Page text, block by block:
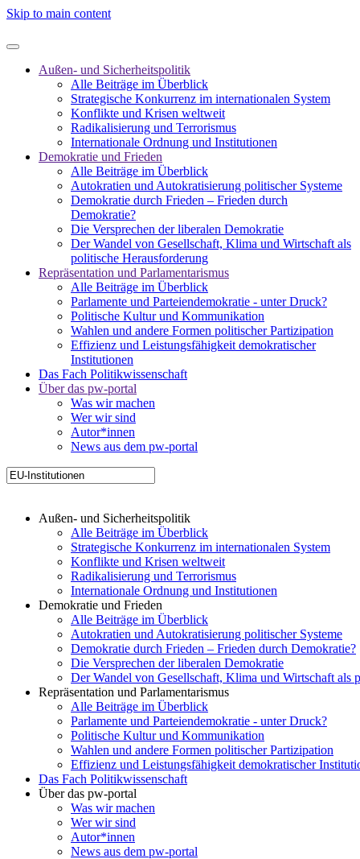
Skip to main content
Außen- und Sicherheitspolitik
Alle Beiträge im Überblick
Strategische Konkurrenz im internationalen System
Konflikte und Krisen weltweit
Radikalisierung und Terrorismus
Internationale Ordnung und Institutionen
Demokratie und Frieden
Alle Beiträge im Überblick
Autokratien und Autokratisierung politischer Systeme
Demokratie durch Frieden – Frieden durch
Demokratie?
Die Versprechen der liberalen Demokratie
Der Wandel von Gesellschaft, Klima und Wirtschaft als
politische Herausforderung
Repräsentation und Parlamentarismus
Alle Beiträge im Überblick
Parlamente und Parteiendemokratie - unter Druck?
Politische Kultur und Kommunikation
Wahlen und andere Formen politischer Partizipation
Effizienz und Leistungsfähigkeit demokratischer
Institutionen
Das Fach Politikwissenschaft
Über das pw-portal
Was wir machen
Wer wir sind
Autor*innen
News aus dem pw-portal
Außen- und Sicherheitspolitik
Alle Beiträge im Überblick
Strategische Konkurrenz im internationalen System
Konflikte und Krisen weltweit
Radikalisierung und Terrorismus
Internationale Ordnung und Institutionen
Demokratie und Frieden
Alle Beiträge im Überblick
Autokratien und Autokratisierung politischer Systeme
Demokratie durch Frieden – Frieden durch Demokratie?
Die Versprechen der liberalen Demokratie
Der Wandel von Gesellschaft, Klima und Wirtschaft als
Repräsentation und Parlamentarismus
Alle Beiträge im Überblick
Parlamente und Parteiendemokratie - unter Druck?
Politische Kultur und Kommunikation
Wahlen und andere Formen politischer Partizipation
Effizienz und Leistungsfähigkeit demokratischer
Das Fach Politikwissenschaft
Über das pw-portal
Was wir machen
Wer wir sind
Autor*innen
News aus dem pw-portal